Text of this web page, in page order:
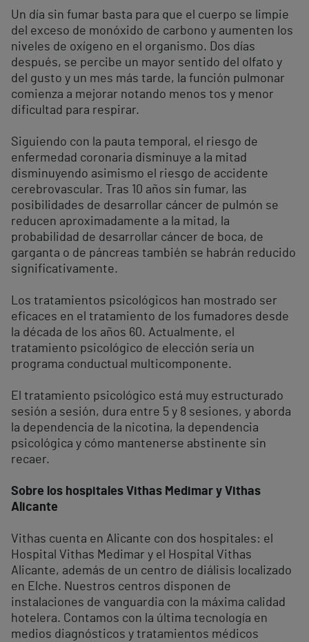
Un día sin fumar basta para que el cuerpo se limpie
del exceso de monóxido de carbono y aumenten los
niveles de oxígeno en el organismo. Dos días
después, se percibe un mayor sentido del olfato y
del gusto y un mes más tarde, la función pulmonar
comienza a mejorar notando menos tos y menor
dificultad para respirar.
Siguiendo con la pauta temporal, el riesgo de
enfermedad coronaria disminuye a la mitad
disminuyendo asimismo el riesgo de accidente
cerebrovascular. Tras 10 años sin fumar, las
posibilidades de desarrollar cáncer de pulmón se
reducen aproximadamente a la mitad, la
probabilidad de desarrollar cáncer de boca, de
garganta o de páncreas también se habrán reducido
significativamente.
Los tratamientos psicológicos han mostrado ser
eficaces en el tratamiento de los fumadores desde
la década de los años 60. Actualmente, el
tratamiento psicológico de elección sería un
programa conductual multicomponente.
El tratamiento psicológico está muy estructurado
sesión a sesión, dura entre 5 y 8 sesiones, y aborda
la dependencia de la nicotina, la dependencia
psicológica y cómo mantenerse abstinente sin
recaer.
Sobre los hospitales Vithas Medimar y Vithas
Alicante
Vithas cuenta en Alicante con dos hospitales: el
Hospital Vithas Medimar y el Hospital Vithas
Alicante, además de un centro de diálisis localizado
en Elche. Nuestros centros disponen de
instalaciones de vanguardia con la máxima calidad
hotelera. Contamos con la última tecnología en
medios diagnósticos y tratamientos médicos